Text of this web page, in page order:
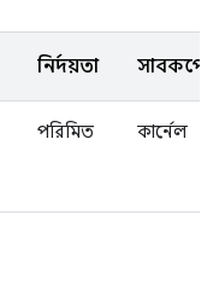
নির্দয়তা
পরিমিত কার্নেল